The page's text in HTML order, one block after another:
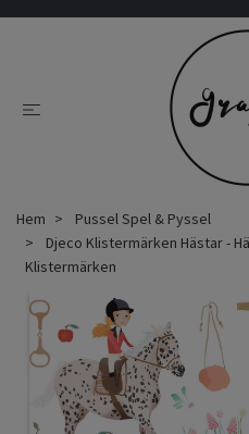
Hem
Pussel Spel & Pyssel
Djeco Klistermärken Hästar -
Klistermärken